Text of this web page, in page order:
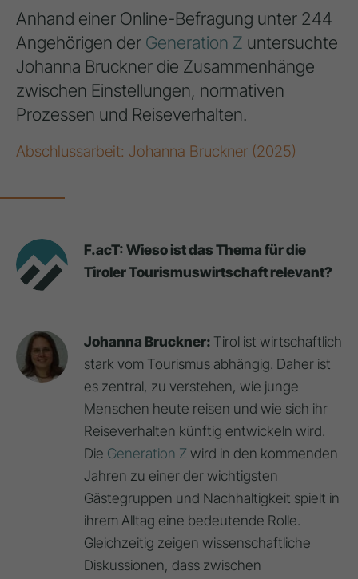
Anhand einer Online-Befragung unter 244
Angehörigen der Generation Z untersuchte
Johanna Bruckner die Zusammenhänge
zwischen Einstellungen, normativen
Prozessen und Reiseverhalten.
Abschlussarbeit: Johanna Bruckner (2025)
F.acT: Wieso ist das Thema für die
Tiroler Tourismuswirtschaft relevant?
Johanna Bruckner: Tirol ist wirtschaftlich
stark vom Tourismus abhängig. Daher ist
es zentral, zu verstehen, wie junge
Menschen heute reisen und wie sich ihr
Reiseverhalten künftig entwickeln wird.
Die Generation Z wird in den kommenden
Jahren zu einer der wichtigsten
Gästegruppen und Nachhaltigkeit spielt in
ihrem Alltag eine bedeutende Rolle.
Gleichzeitig zeigen wissenschaftliche
Diskussionen, dass zwischen